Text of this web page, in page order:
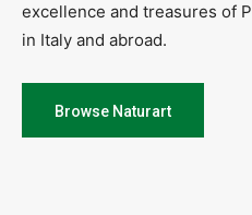
excellence and treasures of
in Italy and abroad.
Browse Naturart